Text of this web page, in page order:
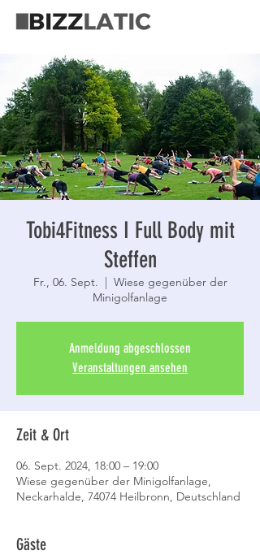
Tobi4Fitness I Full Body mit
Steffen
Fr., 06. Sept.
  |
Wiese gegenüber der
Minigolfanlage
Anmeldung abgeschlossen
Veranstaltungen ansehen
Zeit & Ort
06. Sept. 2024, 18:00 – 19:00
Wiese gegenüber der Minigolfanlage,
Neckarhalde, 74074 Heilbronn, Deutschland
Gäste